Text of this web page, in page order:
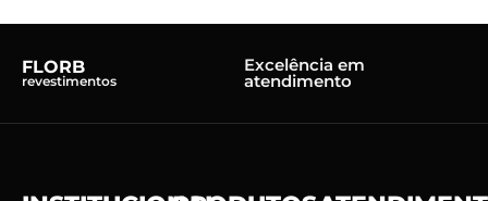
FLORB
revestimentos
Excelência em
atendimento